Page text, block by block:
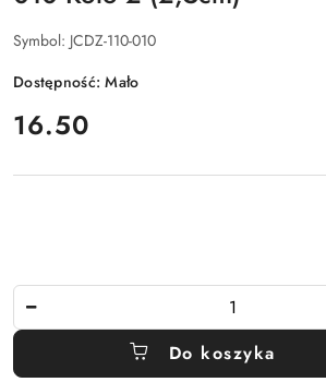
Symbol: JCDZ-110-010
Dostępność:Mało
cena:
16.50
Do koszyka